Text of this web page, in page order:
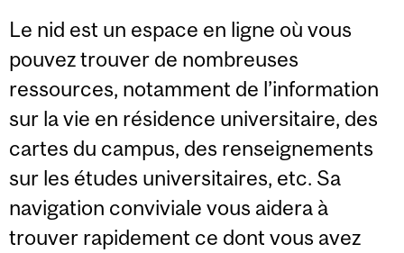
Le nid est un espace en ligne où vous
pouvez trouver de nombreuses
ressources, notamment de l’information
sur la vie en résidence universitaire, des
cartes du campus, des renseignements
sur les études universitaires, etc. Sa
navigation conviviale vous aidera à
trouver rapidement ce dont vous avez